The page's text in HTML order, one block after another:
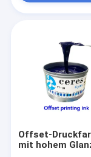
Offset-
mit hohem